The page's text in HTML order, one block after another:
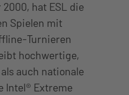
hat ESL die
Spielen mit
Turnieren
hochwertige,
auch nationale
Intel® Extreme